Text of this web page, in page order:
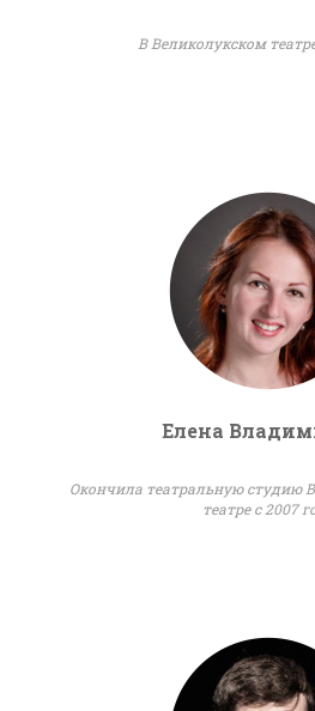
В Великолукском
Елена
Окончила театральную студию
театре с 2007